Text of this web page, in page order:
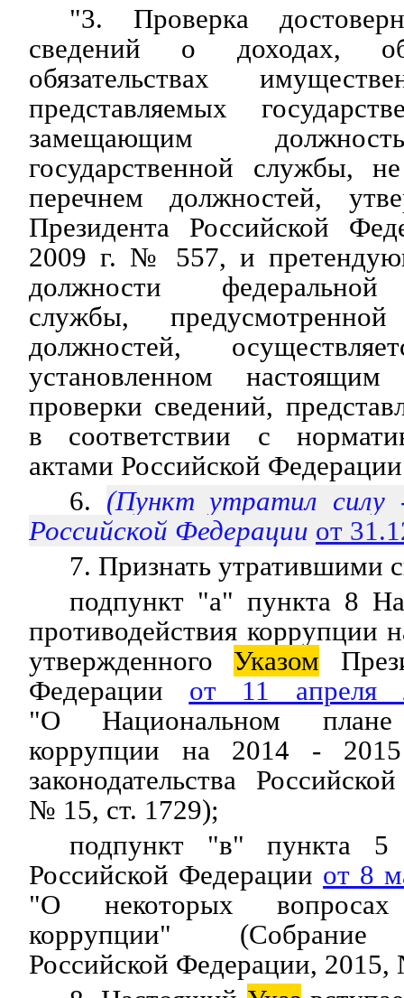
"3. Проверка
сведений о доходах,
обязательствах
представляемых
замещающим
государственной службы,
перечнем должностей,
Президента Российской
2009 г. № 557, и
должности федеральной
службы,
должностей,
установленном
проверки сведений,
в соответствии с
актами Российской
6. (Пункт утратил
Российской Федерации от
7. Признать утратившими
подпункт "а" пункта 8
противодействия коррупции
утвержденного Указом
Федерации от 11
"О Национальном плане
коррупции на 2014 -
законодательства
№ 15, ст. 1729);
подпункт "в" пункта
Российской Федерации от 8
"О некоторых вопросах
коррупции" (Собрание
Российской Федерации,